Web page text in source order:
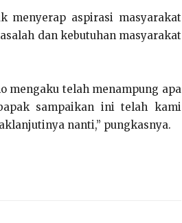
menyerap aspirasi masyarakat
dan kebutuhan masyarakat
mengaku telah menampung apa
sampaikan ini telah kami
nanti,” pungkasnya.